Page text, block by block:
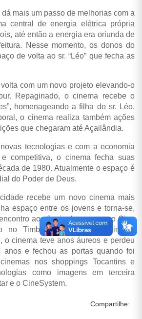
mais um passo de melhorias com a
central de energia elétrica própria
até então a energia era oriunda de
Nesse momento, os donos do
de volta ao sr. “Léo” que fecha as
com um novo projeto elevando-o
Repaginado, o cinema recebe o
homenageando a filha do sr. Léo.
o cinema realiza também ações
que chegaram até Açailândia.
tecnologias e com a economia
competitiva, o cinema fecha suas
de 1980. Atualmente o espaço é
do Poder de Deus.
recebe um novo cinema mais
espaço entre os jovens e torna-se,
aos finais de semana, o Cine
no Timbira Shopping, o primeiro
o cinema teve anos áureos e perdeu
anos e fechou as portas quando foi
nos shoppings Tocantins e
como imagens em terceira
e o CineSystem.
Compartilhe: